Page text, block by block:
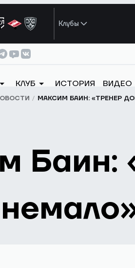
Клубы
КЛУБ ИСТОРИЯ ВИДЕО
МАКСИМ БАИН: «ТРЕНЕР
Баин: